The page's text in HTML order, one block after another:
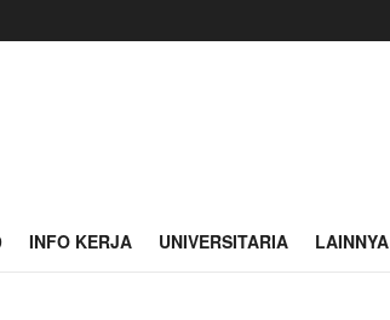
INFO KERJA UNIVERSITARIA LAINNYA